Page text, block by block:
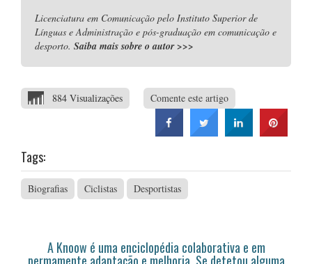
Licenciatura em Comunicação pelo Instituto Superior de
Línguas e Administração e pós-graduação em comunicação e
desporto. Saiba mais sobre o autor>>>
884 Visualizações Comente este artigo
Tags:
Biografias Ciclistas Desportistas
A Knoow é uma enciclopédia colaborativa e em